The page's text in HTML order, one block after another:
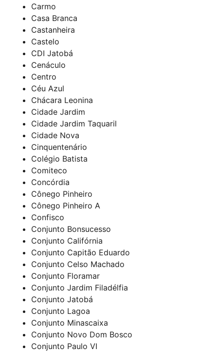
Carmo
Casa Branca
Castanheira
Castelo
CDI Jatobá
Cenáculo
Centro
Céu Azul
Chácara Leonina
Cidade Jardim
Cidade Jardim Taquaril
Cidade Nova
Cinquentenário
Colégio Batista
Comiteco
Concórdia
Cônego Pinheiro
Cônego Pinheiro A
Confisco
Conjunto Bonsucesso
Conjunto Califórnia
Conjunto Capitão Eduardo
Conjunto Celso Machado
Conjunto Floramar
Conjunto Jardim Filadélfia
Conjunto Jatobá
Conjunto Lagoa
Conjunto Minascaixa
Conjunto Novo Dom Bosco
Conjunto Paulo VI